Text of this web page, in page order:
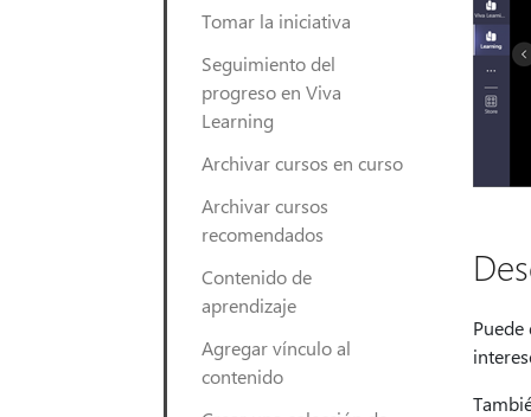
Tomar la iniciativa
Seguimiento del
progreso en Viva
Learning
Archivar cursos en curso
Archivar cursos
recomendados
Contenido de
aprendizaje
Agregar vínculo al
contenido